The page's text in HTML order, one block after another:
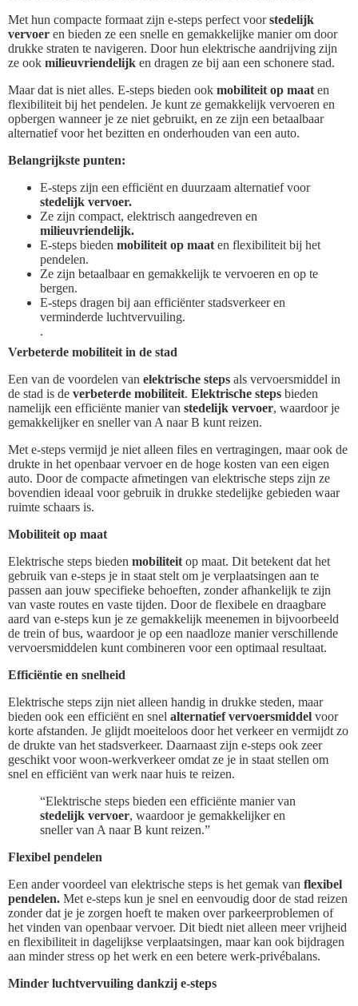
Met hun compacte formaat zijn e-steps perfect voorstedelijk
vervoer en bieden ze een snelle en gemakkelijke manier om door
drukke straten te navigeren. Door hun elektrische aandrijving zijn
ze ook milieuvriendelijk en dragen ze bij aan een schonere stad.
Maar dat is niet alles. E-steps bieden ook mobiliteit op maat en
flexibiliteit bij het pendelen. Je kunt ze gemakkelijk vervoeren en
opbergen wanneer je ze niet gebruikt, en ze zijn een betaalbaar
alternatief voor het bezitten en onderhouden van een auto.
Belangrijkste punten:
E-steps zijn een efficiënt en duurzaam alternatief voor
stedelijk vervoer.
Ze zijn compact, elektrisch aangedreven en
milieuvriendelijk.
E-steps bieden mobiliteit op maat en flexibiliteit bij het
pendelen.
Ze zijn betaalbaar en gemakkelijk te vervoeren en op te
bergen.
E-steps dragen bij aan efficiënter stadsverkeer en
verminderde luchtvervuiling.
.
Verbeterde mobiliteit in de stad
Een van de voordelen van elektrische steps als vervoersmiddel in
de stad is de verbeterde mobiliteit. Elektrische steps bieden
namelijk een efficiënte manier van stedelijk vervoer, waardoor je
gemakkelijker en sneller van A naar B kunt reizen.
Met e-steps vermijd je niet alleen files en vertragingen, maar ook de
drukte in het openbaar vervoer en de hoge kosten van een eigen
auto. Door de compacte afmetingen van elektrische steps zijn ze
bovendien ideaal voor gebruik in drukke stedelijke gebieden waar
ruimte schaars is.
Mobiliteit op maat
Elektrische steps bieden mobiliteit op maat. Dit betekent dat het
gebruik van e-steps je in staat stelt om je verplaatsingen aan te
passen aan jouw specifieke behoeften, zonder afhankelijk te zijn
van vaste routes en vaste tijden. Door de flexibele en draagbare
aard van e-steps kun je ze gemakkelijk meenemen in bijvoorbeeld
de trein of bus, waardoor je op een naadloze manier verschillende
vervoersmiddelen kunt combineren voor een optimaal resultaat.
Efficiëntie en snelheid
Elektrische steps zijn niet alleen handig in drukke steden, maar
bieden ook een efficiënt en snel alternatief vervoersmiddel voor
korte afstanden. Je glijdt moeiteloos door het verkeer en vermijdt zo
de drukte van het stadsverkeer. Daarnaast zijn e-steps ook zeer
geschikt voor woon-werkverkeer omdat ze je in staat stellen om
snel en efficiënt van werk naar huis te reizen.
“Elektrische steps bieden een efficiënte manier van
stedelijk vervoer, waardoor je gemakkelijker en
sneller van A naar B kunt reizen.”
Flexibel pendelen
Een ander voordeel van elektrische steps is het gemak van flexibel
pendelen. Met e-steps kun je snel en eenvoudig door de stad reizen
zonder dat je je zorgen hoeft te maken over parkeerproblemen of
het vinden van openbaar vervoer. Dit biedt niet alleen meer vrijheid
en flexibiliteit in dagelijkse verplaatsingen, maar kan ook bijdragen
aan minder stress op het werk en een betere werk-privébalans.
Minder luchtvervuiling dankzij e-steps